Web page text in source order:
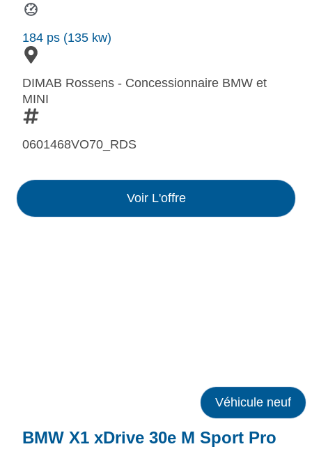
184 ps (135 kw)
DIMAB Rossens - Concessionnaire BMW et
MINI
0601468VO70_RDS
Voir L'offre
Véhicule neuf
BMW X1 xDrive 30e M Sport Pro